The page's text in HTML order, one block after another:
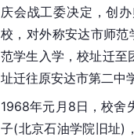
庆会战工委决定，创
校，对外称安达市师范
范学生入学，校址迁
址迁往原安达市第二中
1968年元月8日，校舍
子(北京石油学院旧址)